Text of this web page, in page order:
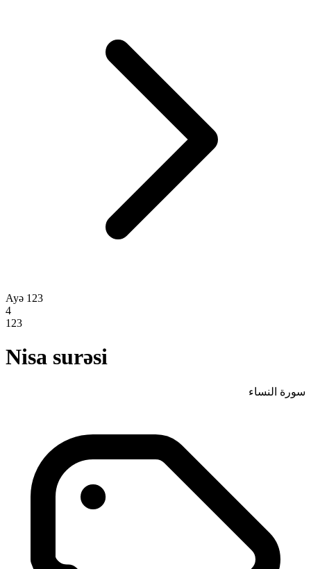
Ayə 123
4
123
Nisa surəsi
سورة النساء